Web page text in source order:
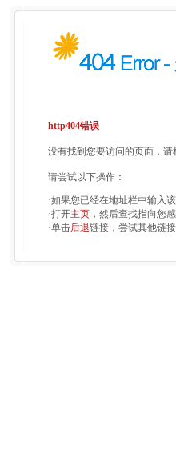
http404错误
没有找到您要访问的页面，
请尝试以下操作：
·如果您已经在地址栏中输入
·打开主页 ，然后查找指向您
·单击后退链接，尝试其他链